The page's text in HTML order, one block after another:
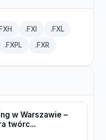
.FXI .FXL
.FXPL .FXR
w Warszawie –
twórc...